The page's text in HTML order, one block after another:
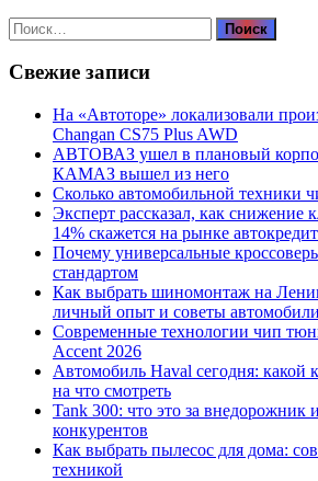
Найти:
Свежие записи
На «Автоторе» локализовали
Changan CS75 Plus AWD
АВТОВАЗ ушел в плановый
КАМАЗ вышел из него
Сколько автомобильной техники
Эксперт рассказал, как снижение
14% скажется на рынке
Почему универсальные
стандартом
Как выбрать шиномонтаж на
личный опыт и советы
Современные технологии чип
Accent 2026
Автомобиль Haval сегодня: какой
на что смотреть
Tank 300: что это за внедорожник
конкурентов
Как выбрать пылесос для дома:
техникой